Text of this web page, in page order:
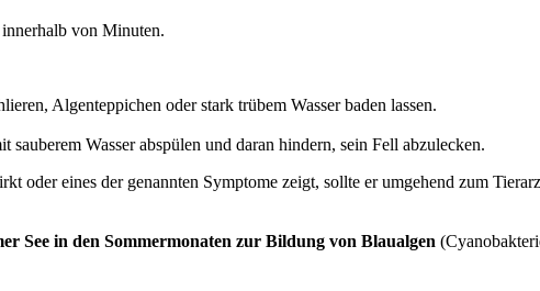
von Minuten.
Algenteppichen oder stark trübem Wasser baden lassen.
Wasser abspülen und daran hindern, sein Fell abzulecken.
oder eines der genannten Symptome zeigt, sollte er umgehend zum
See in den Sommermonaten zur Bildung von Blaualgen